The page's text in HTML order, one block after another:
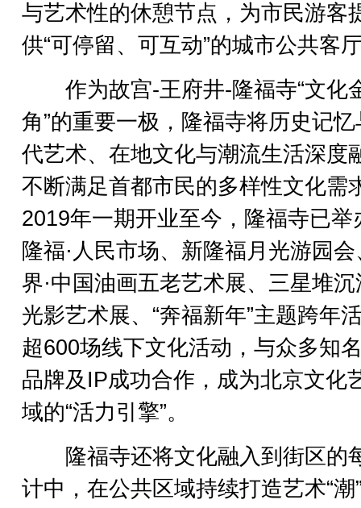
与艺术性的休憩节点，为市民游客
供“可停留、可互动”的城市公共客
作为故宫-王府井-隆福寺“文化
角”的重要一极，隆福寺将历史记
代艺术、在地文化与潮流生活深度
不断满足首都市民的多样性文化需
2019年一期开业至今，隆福寺已举
隆福·人民市场、新隆福月光游园
界·中国油画五老艺术展、三星堆
光影艺术展、“奔福新年”主题跨年
超600场线下文化活动，与众多知
品牌及IP成功合作，成为北京文化
域的“活力引擎”。
隆福寺还将文化融入到街区的
计中，在公共区域持续打造艺术“潮